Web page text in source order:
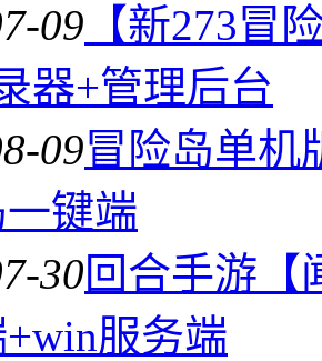
09 【新273冒
器+管理后台
09冒险岛单机
键端
30回合手游【
服务端